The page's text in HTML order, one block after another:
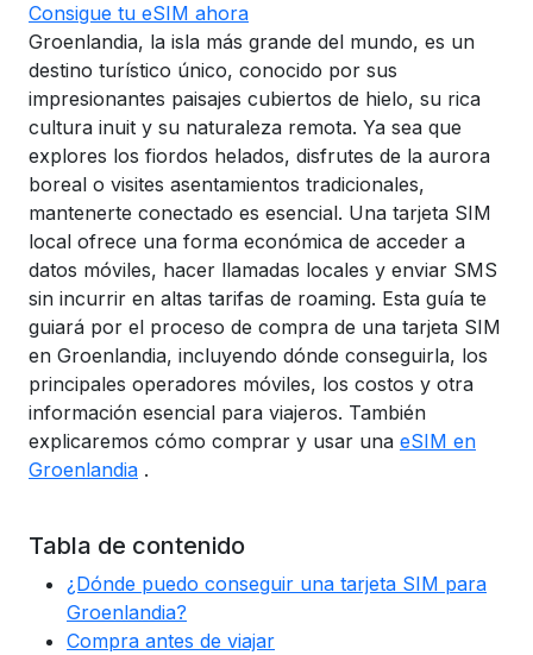
Consigue tu eSIM ahora
Groenlandia, la isla más grande del mundo, es un
destino turístico único, conocido por sus
impresionantes paisajes cubiertos de hielo, su rica
cultura inuit y su naturaleza remota. Ya sea que
explores los fiordos helados, disfrutes de la aurora
boreal o visites asentamientos tradicionales,
mantenerte conectado es esencial. Una tarjeta SIM
local ofrece una forma económica de acceder a
datos móviles, hacer llamadas locales y enviar SMS
sin incurrir en altas tarifas de roaming. Esta guía te
guiará por el proceso de compra de una tarjeta SIM
en Groenlandia, incluyendo dónde conseguirla, los
principales operadores móviles, los costos y otra
información esencial para viajeros. También
explicaremos cómo comprar y usar una eSIM en
Groenlandia .
Tabla de contenido
¿Dónde puedo conseguir una tarjeta SIM para
Groenlandia?
Compra antes de viajar